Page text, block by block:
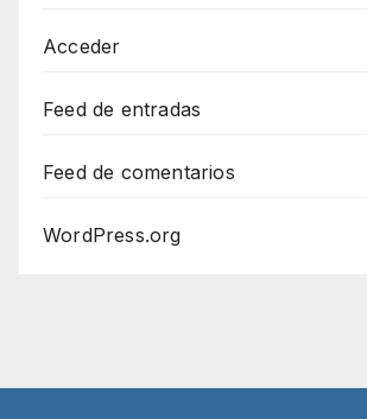
Acceder
Feed de entradas
Feed de comentarios
WordPress.org